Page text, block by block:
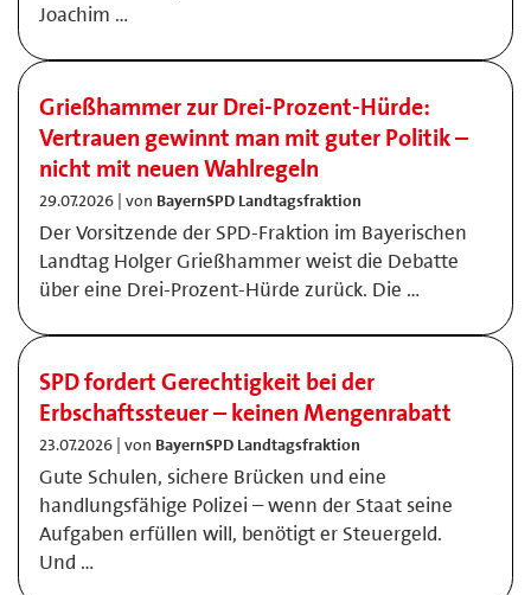
Joachim …
Grießhammer zur Drei-Prozent-Hürde:
Vertrauen gewinnt man mit guter Politik –
nicht mit neuen Wahlregeln
29.07.2026 | von BayernSPD Landtagsfraktion
Der Vorsitzende der SPD-Fraktion im Bayerischen
Landtag Holger Grießhammer weist die Debatte
über eine Drei-Prozent-Hürde zurück. Die …
SPD fordert Gerechtigkeit bei der
Erbschaftssteuer – keinen Mengenrabatt
23.07.2026 | von BayernSPD Landtagsfraktion
Gute Schulen, sichere Brücken und eine
handlungsfähige Polizei – wenn der Staat seine
Aufgaben erfüllen will, benötigt er Steuergeld.
Und …